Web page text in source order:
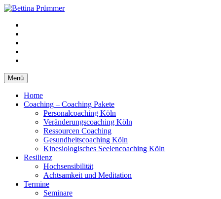
Springe
Inhalt
Menü
Home
Coaching – Coaching Pakete
Personalcoaching Köln
Veränderungscoaching Köln
Ressourcen Coaching
Gesundheitscoaching Köln
Kinesiologisches Seelencoaching Köln
Resilienz
Hochsensibilität
Achtsamkeit und Meditation
Termine
Seminare